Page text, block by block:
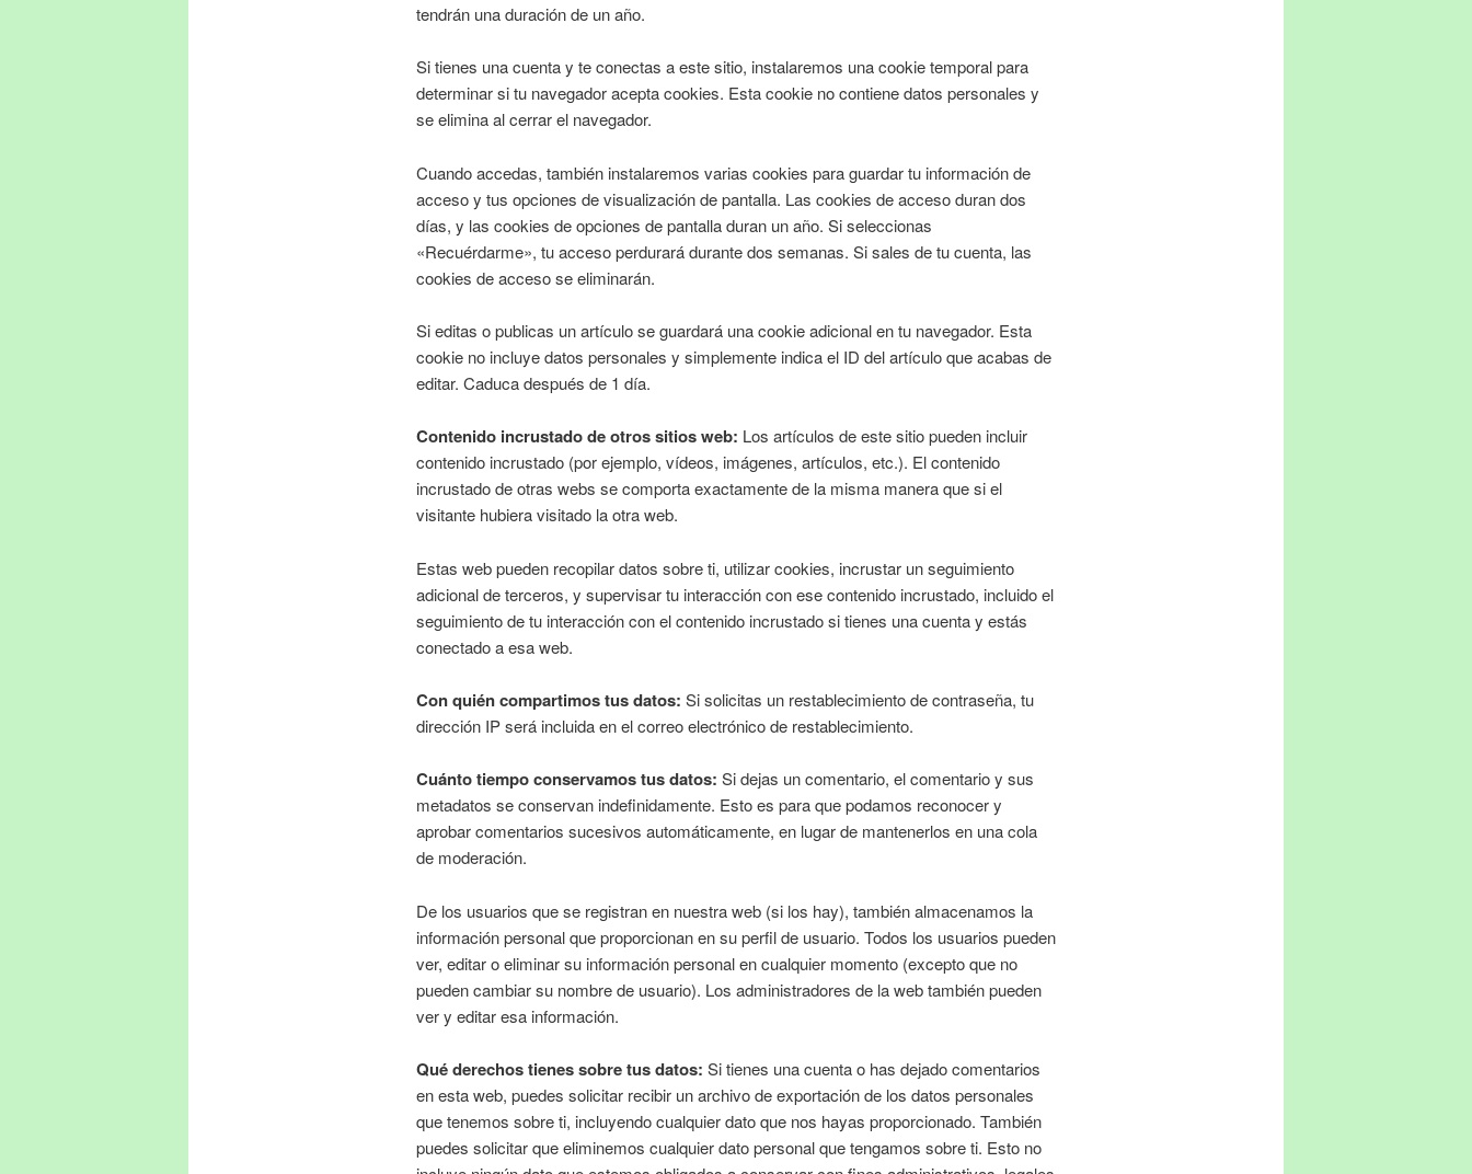
tendrán una duración de un año.
Si tienes una cuenta y te conectas a este sitio, instalaremos una cookie temporal para
determinar si tu navegador acepta cookies. Esta cookie no contiene datos personales y
se elimina al cerrar el navegador.
Cuando accedas, también instalaremos varias cookies para guardar tu información de
acceso y tus opciones de visualización de pantalla. Las cookies de acceso duran dos
días, y las cookies de opciones de pantalla duran un año. Si seleccionas
«Recuérdarme», tu acceso perdurará durante dos semanas. Si sales de tu cuenta, las
cookies de acceso se eliminarán.
Si editas o publicas un artículo se guardará una cookie adicional en tu navegador. Esta
cookie no incluye datos personales y simplemente indica el ID del artículo que acabas de
editar. Caduca después de 1 día.
Contenido incrustado de otros sitios web: Los artículos de este sitio pueden incluir
contenido incrustado (por ejemplo, vídeos, imágenes, artículos, etc.). El contenido
incrustado de otras webs se comporta exactamente de la misma manera que si el
visitante hubiera visitado la otra web.
Estas web pueden recopilar datos sobre ti, utilizar cookies, incrustar un seguimiento
adicional de terceros, y supervisar tu interacción con ese contenido incrustado, incluido el
seguimiento de tu interacción con el contenido incrustado si tienes una cuenta y estás
conectado a esa web.
Con quién compartimos tus datos: Si solicitas un restablecimiento de contraseña, tu
dirección IP será incluida en el correo electrónico de restablecimiento.
Cuánto tiempo conservamos tus datos: Si dejas un comentario, el comentario y sus
metadatos se conservan indefinidamente. Esto es para que podamos reconocer y
aprobar comentarios sucesivos automáticamente, en lugar de mantenerlos en una cola
de moderación.
De los usuarios que se registran en nuestra web (si los hay), también almacenamos la
información personal que proporcionan en su perfil de usuario. Todos los usuarios pueden
ver, editar o eliminar su información personal en cualquier momento (excepto que no
pueden cambiar su nombre de usuario). Los administradores de la web también pueden
ver y editar esa información.
Qué derechos tienes sobre tus datos: Si tienes una cuenta o has dejado comentarios
en esta web, puedes solicitar recibir un archivo de exportación de los datos personales
que tenemos sobre ti, incluyendo cualquier dato que nos hayas proporcionado. También
puedes solicitar que eliminemos cualquier dato personal que tengamos sobre ti. Esto no